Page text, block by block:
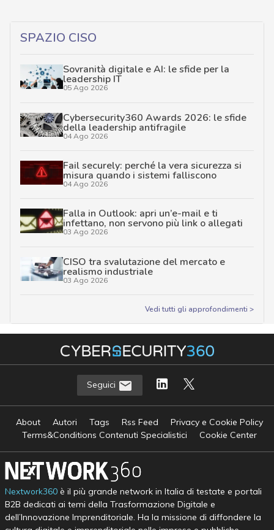
SPAZIO CISO
Sovranità digitale e AI: le sfide per la
leadership IT
05 Ago 2026
Cybersecurity360 Awards 2026: le sfide
della leadership antifragile
04 Ago 2026
Fail securely: perché la vera sicurezza si
misura quando i sistemi falliscono
04 Ago 2026
Falla in Outlook: apri un’e-mail e ti
infettano, non servono più link o allegati
03 Ago 2026
CISO tra svalutazione del mercato e
realismo industriale
03 Ago 2026
Vedi tutti gli approfondimenti >
Seguici
About Autori Tags Rss Feed
Privacy e Cookie Policy
Terms&Conditions Contenuti Specialistici
Cookie Center
Nextwork360è il più grande network in Italia di testate e portali
B2B dedicati ai temi della Trasformazione Digitale e
dell’Innovazione Imprenditoriale. Ha la missione di diffondere la